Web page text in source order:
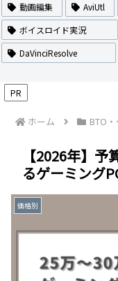
動画編集
AviUtl
ボイスロイド実況
DaVinciResolve
PR
ホーム BTO
【2026年】
るゲーミング
価格別